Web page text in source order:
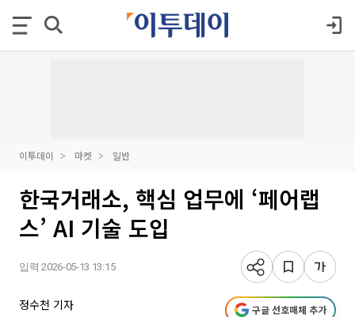
이투데이 마켓 일반
한국거래소, 핵심 업무에 ‘페어랩
스’ AI 기술 도입
입력 2026-05-13 13:15
정수천 기자 구글 선호매체 추가